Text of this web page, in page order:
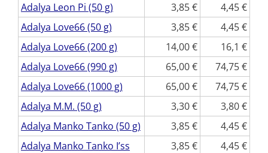
Adalya Leon Pi (50 g)
3,85
4,45
Adalya Love66 (50 g)
3,85
4,45
Adalya Love66 (200 g)
14,00
16,1
Adalya Love66 (990 g)
65,00
74,75
Adalya Love66 (1000 g)
65,00
74,75
Adalya M.M. (50 g)
3,30
3,80
Adalya Manko Tanko (50 g)
3,85
4,45
Adalya Manko Tanko I’ss
3,85 4,45